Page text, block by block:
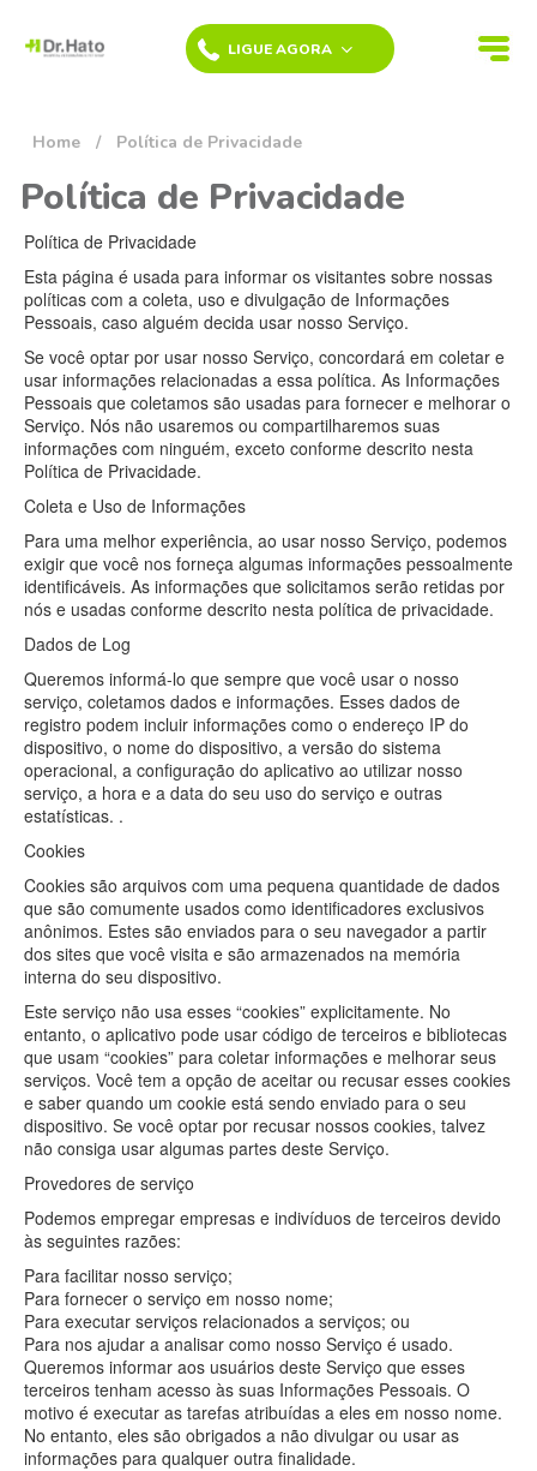
LIGUE AGORA
SÃO
BERNARDO DO
CAMPO
CAMPESTRE
HOVET 24h -
SANTO ANDRÉ
VILA ALTO DE
SANTO ANDRÉ
- SANTO
JARDIM
PAULISTA -
SÃO PAULO
(Pet Shop)
Home / Política de Privacidade
Política de Privacidade
Política de Privacidade
Esta página é usada para informar os visitantes sobre nossas
políticas com a coleta, uso e divulgação de Informações
Pessoais, caso alguém decida usar nosso Serviço.
Se você optar por usar nosso Serviço, concordará em coletar e
usar informações relacionadas a essa política. As Informações
Pessoais que coletamos são usadas para fornecer e melhorar o
Serviço. Nós não usaremos ou compartilharemos suas
informações com ninguém, exceto conforme descrito nesta
Política de Privacidade.
Coleta e Uso de Informações
Para uma melhor experiência, ao usar nosso Serviço, podemos
exigir que você nos forneça algumas informações pessoalmente
identificáveis. As informações que solicitamos serão retidas por
nós e usadas conforme descrito nesta política de privacidade.
Dados de Log
Queremos informá-lo que sempre que você usar o nosso
serviço, coletamos dados e informações. Esses dados de
registro podem incluir informações como o endereço IP do
dispositivo, o nome do dispositivo, a versão do sistema
operacional, a configuração do aplicativo ao utilizar nosso
serviço, a hora e a data do seu uso do serviço e outras
estatísticas. .
Cookies
Cookies são arquivos com uma pequena quantidade de dados
que são comumente usados como identificadores exclusivos
anônimos. Estes são enviados para o seu navegador a partir
dos sites que você visita e são armazenados na memória
interna do seu dispositivo.
Este serviço não usa esses “cookies” explicitamente. No
entanto, o aplicativo pode usar código de terceiros e bibliotecas
que usam “cookies” para coletar informações e melhorar seus
serviços. Você tem a opção de aceitar ou recusar esses cookies
e saber quando um cookie está sendo enviado para o seu
dispositivo. Se você optar por recusar nossos cookies, talvez
não consiga usar algumas partes deste Serviço.
Provedores de serviço
Podemos empregar empresas e indivíduos de terceiros devido
às seguintes razões:
Para facilitar nosso serviço;
Para fornecer o serviço em nosso nome;
Para executar serviços relacionados a serviços; ou
Para nos ajudar a analisar como nosso Serviço é usado.
Queremos informar aos usuários deste Serviço que esses
terceiros tenham acesso às suas Informações Pessoais. O
motivo é executar as tarefas atribuídas a eles em nosso nome.
No entanto, eles são obrigados a não divulgar ou usar as
informações para qualquer outra finalidade.